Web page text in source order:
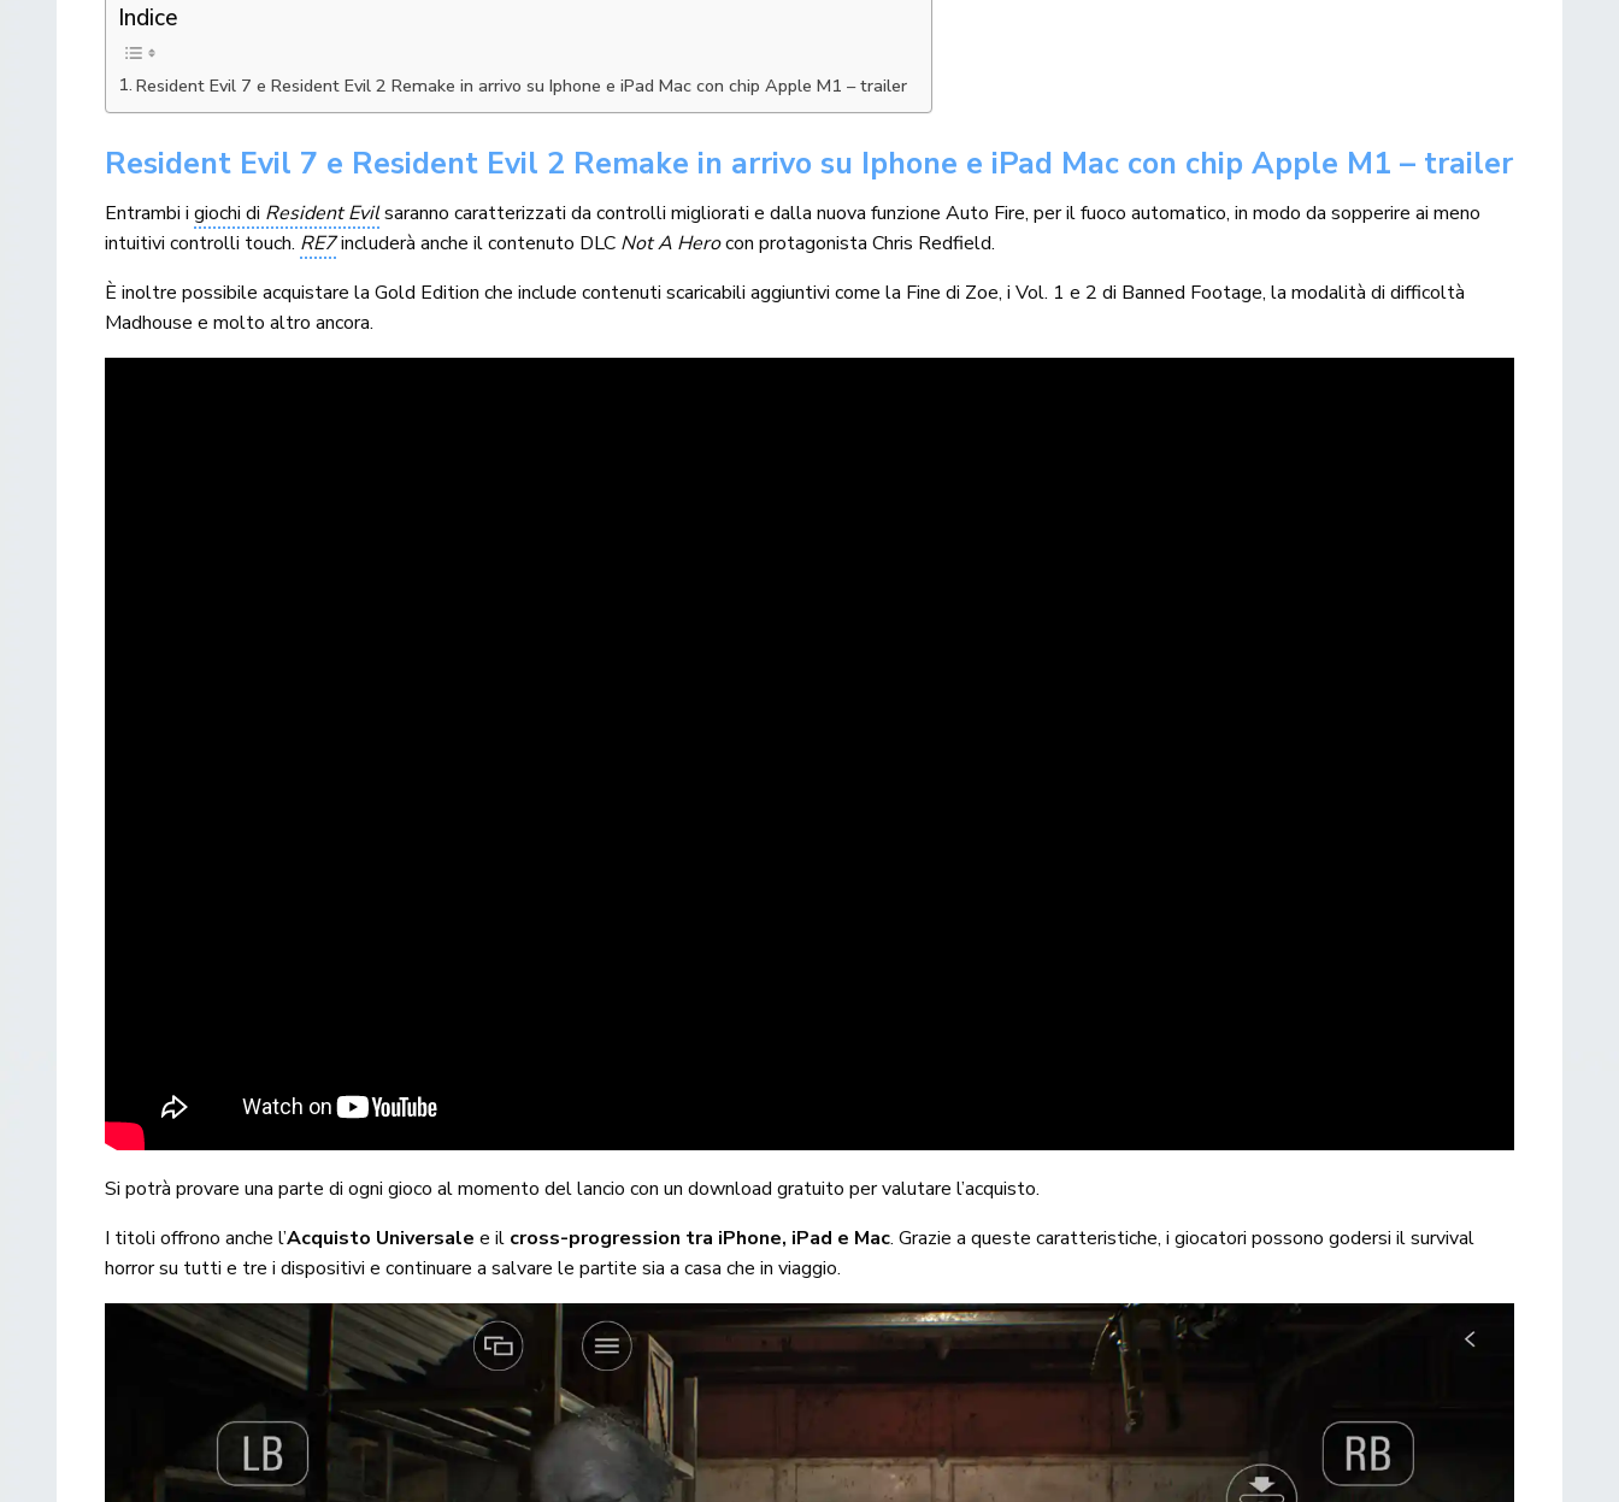
Indice
Resident Evil 7 e Resident Evil 2 Remake in arrivo su Iphone e iPad Mac con chip Apple M1 – trailer
Resident Evil 7 e Resident Evil 2 Remake in arrivo su Iphone e iPad Mac con chip Apple M1 – trailer
Entrambi igiochi di Resident Evilsaranno caratterizzati da controlli migliorati e dalla nuova funzione Auto Fire, per il fuoco automatico, in modo da sopperire ai meno
intuitivi controlli touch. RE7includerà anche il contenuto DLC Not A Herocon protagonista Chris Redfield.
È inoltre possibile acquistare la Gold Edition che include contenuti scaricabili aggiuntivi come la Fine di Zoe, i Vol. 1 e 2 di Banned Footage, la modalità di difficoltà
Madhouse e molto altro ancora.
Si potrà provare una parte di ogni gioco al momento del lancio con un download gratuito per valutare l’acquisto.
I titoli offrono anche l’Acquisto Universale e il cross-progression tra iPhone, iPad e Mac. Grazie a queste caratteristiche, i giocatori possono godersi il survival
horror su tutti e tre i dispositivi e continuare a salvare le partite sia a casa che in viaggio.